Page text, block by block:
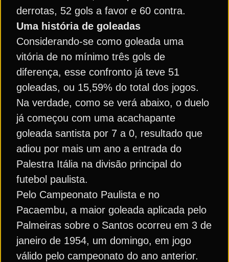
derrotas, 52 gols a favor e 60 contra.
Uma história de goleadas
Considerando-se como goleada uma
vitória de no mínimo três gols de
diferença, esse confronto já teve 51
goleadas, ou 15,59% do total dos jogos.
Na verdade, como se verá abaixo, o duelo
já começou com uma acachapante
goleada santista por 7 a 0, resultado que
adiou por mais um ano a entrada do
Palestra Itália na divisão principal do
futebol paulista.
Pelo Campeonato Paulista e no
Pacaembu, a maior goleada aplicada pelo
Palmeiras sobre o Santos ocorreu em 3 de
janeiro de 1954, um domingo, em jogo
válido pelo campeonato do ano anterior.